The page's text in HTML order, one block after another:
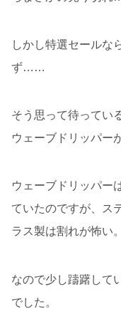
しかし特選セールな
ず……
そう思って待ってい
ウェーブドリッパー
ウェーブドリッパー
ていたのですが、ス
ラス製は割れが怖い。
なので少し躊躇して
でした。